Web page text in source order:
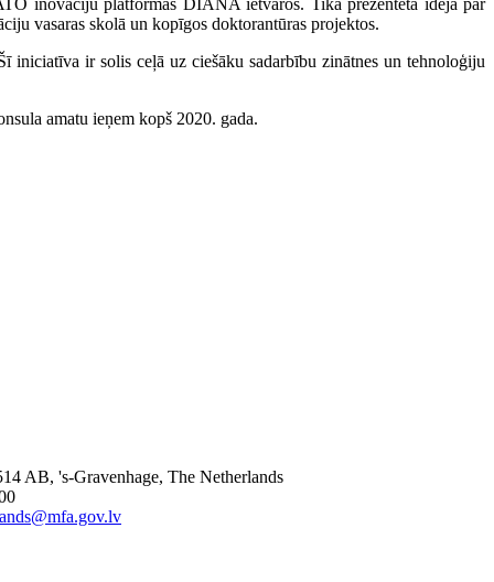
vasaras skolā un kopīgos doktorantūras projektos.
iniciatīva ir solis ceļā uz ciešāku sadarbību zinātnes un tehnoloģiju
amatu ieņem kopš 2020. gada.
AB, 's-Gravenhage, The Netherlands